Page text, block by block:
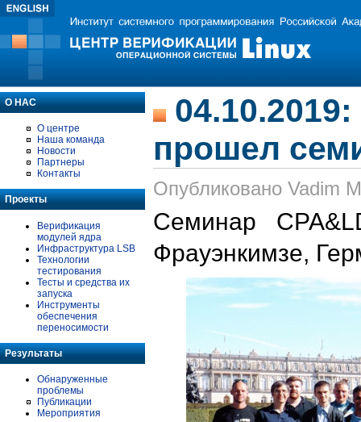
О НАС
О центре
Наша команда
Новости
Партнеры
Контакты
Проекты
Верификация
модулей ядра
Инфраструктура LSB
Технологии
тестирования
Тесты и средства их
запуска
Инструменты
обеспечения
переносимости
Результаты
Обнаруженные
проблемы
Публикации
Мероприятия
прошел
Опубликовано Vadim
Семинар
Фрауэнкимзе,